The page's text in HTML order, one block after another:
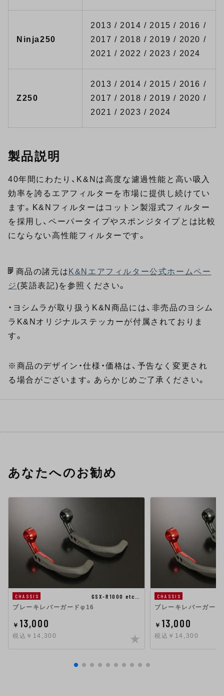
Ninja250
2013 / 2014 / 2015 / 2016 /
2017 / 2018 / 2019 / 2020 /
2021 / 2022 / 2023 / 2024
Z250
2013 / 2014 / 2015 / 2016 /
2017 / 2018 / 2019 / 2020 /
2021 / 2023 / 2024
製品説明
40年間にわたり、K&Nは高度な濾過性能と高い吸入
効率を誇るエアフィルターを市場に提供し続けてい
ます。K&Nフィルターはコットン製湿式フィルター
を採用し、ペーパータイプやスポンジタイプとは比較
にならない高性能フィルターです。
商品の諸元は K&Nエアフィルター公式ホームペー
ジ (英語表記)を参照ください。
・ヨシムラが取り扱うK&N商品には、非売品のヨシム
ラK&Nオリジナルステッカーが付属されておりま
す。
※商品のデザイン・仕様・価格は、予告なく変更され
る場合がございます。あらかじめご了承ください。
あなたへのお勧め
CHASSIS
GSX-R1000 etc…
ブレーキレバーガードφ16
￥ 13,000
税込￥14,300
CHASSIS
ブレーキレバーガー
￥ 13,000
税込￥14,300